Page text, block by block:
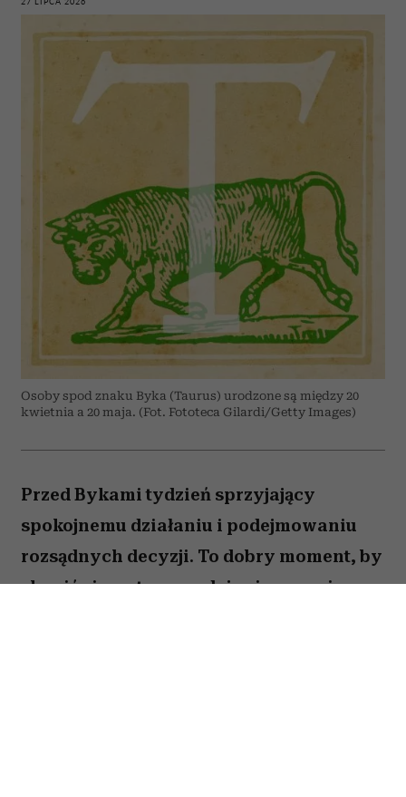
Osoby spod znaku Byka (Taurus) urodzone są między 20
kwietnia a 20 maja. (Fot. Fototeca Gilardi/Getty Images)
Przed Bykami tydzień sprzyjający
spokojnemu działaniu i podejmowaniu
rozsądnych decyzji. To dobry moment, by
skupić się na tym, co daje ci poczucie